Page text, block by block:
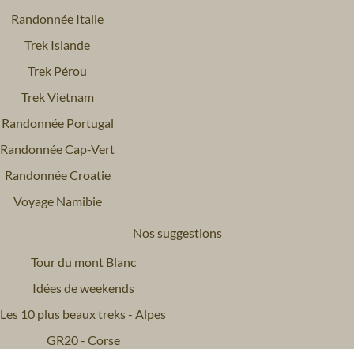
Randonnée Italie
Trek Islande
Trek Pérou
Trek Vietnam
Randonnée Portugal
Randonnée Cap-Vert
Randonnée Croatie
Voyage Namibie
Nos suggestions
Tour du mont Blanc
Idées de weekends
Les 10 plus beaux treks - Alpes
GR20 - Corse